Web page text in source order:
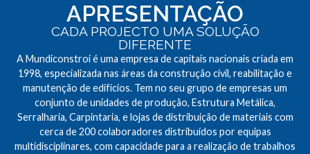
APRESENTAÇÃO
CADA PROJECTO UMA SOLUÇÃO
DIFERENTE
A Mundiconstroi é uma empresa de capitais nacionais criada em
1998, especializada nas áreas da construção civil, reabilitação e
manutenção de edifícios. Tem no seu grupo de empresas um
conjunto de unidades de produção, Estrutura Metálica,
Serralharia, Carpintaria, e lojas de distribuição de materiais com
cerca de 200 colaboradores distribuídos por equipas
multidisciplinares, com capacidade para a realização de trabalhos